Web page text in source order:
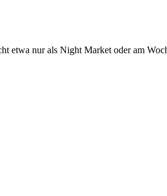
etwa nur als Night Market oder am